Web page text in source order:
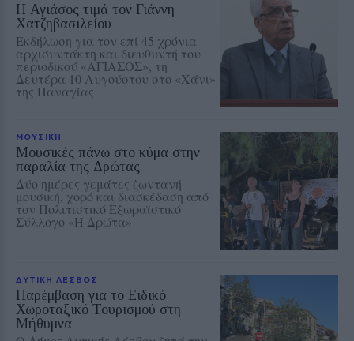
Η Αγιάσος τιμά τον Γιάννη
Χατζηβασιλείου
Εκδήλωση για τον επί 45 χρόνια
αρχισυντάκτη και διευθυντή του
περιοδικού «ΑΓΙΑΣΟΣ», τη
Δευτέρα 10 Αυγούστου στο «Χάνι»
της Παναγίας
ΜΟΥΣΙΚΗ
Μουσικές πάνω στο κύμα στην
παραλία της Δρώτας
Δύο ημέρες γεμάτες ζωντανή
μουσική, χορό και διασκέδαση από
τον Πολιτιστικό Εξωραϊστικό
Σύλλογο «Η Δρώτα»
ΔΥΤΙΚΗ ΛΕΣΒΟΣ
Παρέμβαση για το Ειδικό
Χωροταξικό Τουρισμού στη
Μήθυμνα